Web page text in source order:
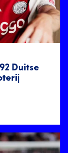
Duitse